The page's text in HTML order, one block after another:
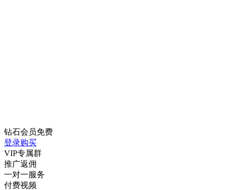
钻石会员免费
登录购买
VIP专属群
推广返佣
一对一服务
付费视频